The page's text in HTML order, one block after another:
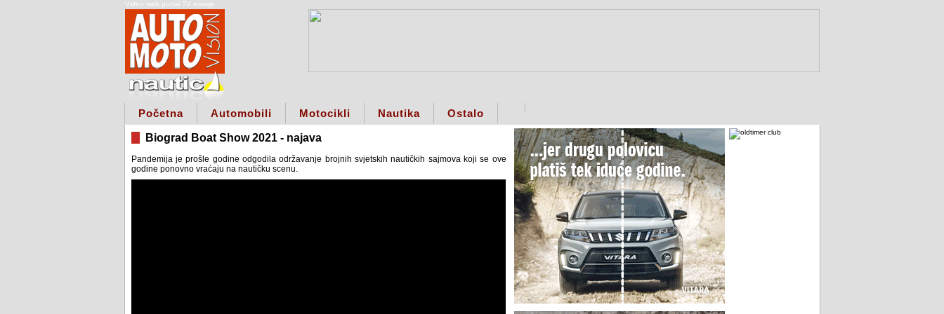
Video web portal TV emisije
Početna Automobili Motocikli Nautika Ostalo
Biograd Boat Show 2021 - najava
Pandemija je prošle godine odgodila održavanje brojnih svjetskih nautičkih sajmova koji se ove
godine ponovno vraćaju na nautičku scenu.